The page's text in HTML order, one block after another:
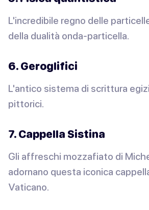
L'incredibile regno delle
della dualità onda-particella.
6. Geroglifici
L'antico sistema di scrittura
pittorici.
7. Cappella Sistina
Gli affreschi mozzafiato di
adornano questa iconica
Vaticano.